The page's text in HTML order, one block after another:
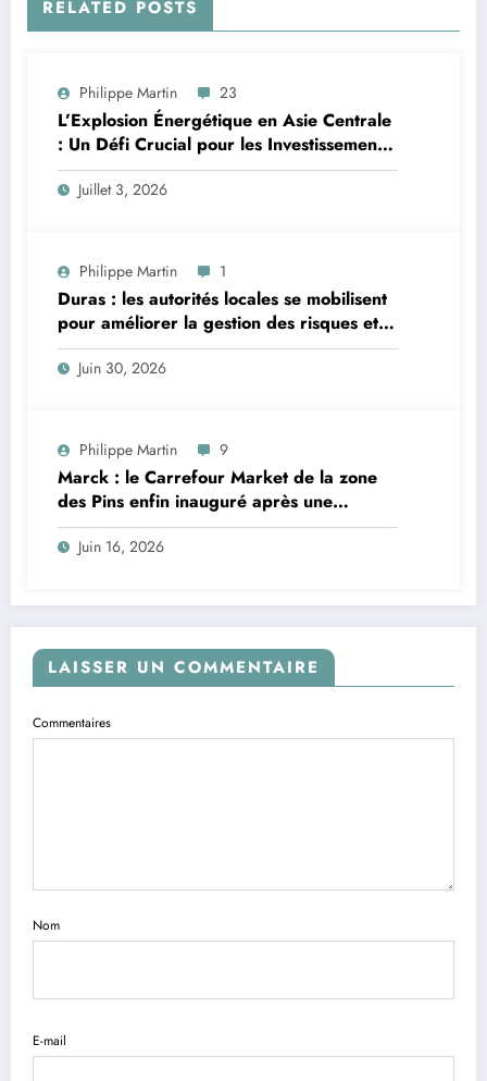
RELATED POSTS
Philippe Martin 23
L’Explosion Énergétique en Asie Centrale
: Un Défi Crucial pour les Investissements
Globaux
Juillet 3, 2026
Philippe Martin 1
Duras : les autorités locales se mobilisent
pour améliorer la gestion des risques et
moderniser les infrastructures
Juin 30, 2026
Philippe Martin 9
Marck : le Carrefour Market de la zone
des Pins enfin inauguré après une
décennie de procédures
Juin 16, 2026
LAISSER UN COMMENTAIRE
Commentaires
Nom
E-mail